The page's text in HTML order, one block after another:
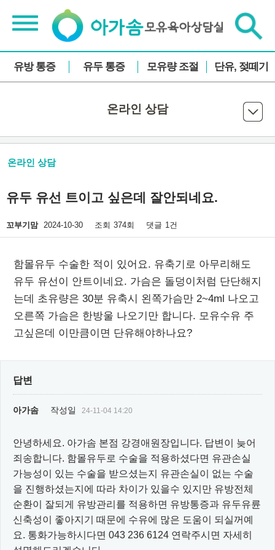
유방 통증 유두 통증 모유량 조절 단유, 젖떼기
온라인 상담
온라인 상담
유두 유선 트이고 싶은데 잘안되네요.
꼬부기맘 2024-10-30 조회 374회 댓글 1건
함몰유두 수술한 적이 있어요. 유축기로 아무리해도
유두 유선이 안트이네요. 가슴은 돌덩이처럼 단단해지
는데 초유량은 30분 유축시 왼쪽가슴만 2~4ml 나오고
오른쪽 가슴은 한방울 나오기만 합니다. 모유수유 주
고싶은데 이만큼이면 단유해야하나요?
답변
아가솜 작성일 24-11-04 14:20
안녕하세요. 아가솜 본점 강경애원장입니다. 답변이 늦어
죄송합니다. 함몰유두로 수술을 적용하셨다면 유관손실
가능성이 있는 수술을 받으셨는지 유관손실이 없는 수술
을 진행하셨는지에 따라 차이가 있을수 있지만 유방전체
순환이 잘되게 유방관리를 적용하면 유방통증과 유두유륜
신축성이 좋아지기 때문에 수유에 많은 도움이 되실꺼예
요. 통화가능하시다면 043 236 6124 연락주시면 자세히